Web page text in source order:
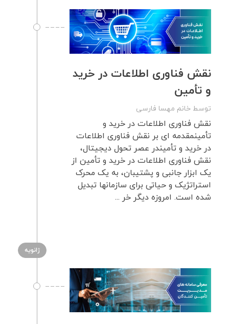
نقش فناوری اطلاعات در خرید
و تأمین
توسط خانم مهسا فارسی
نقش فناوری اطلاعات در خرید و
تأمینمقدمه ای بر نقش فناوری اطلاعات
در خرید و تأمیندر عصر تحول دیجیتال،
نقش فناوری اطلاعات در خرید و تأمین از
یک ابزار جانبی و پشتیبان، به یک محرک
استراتژیک و حیاتی برای سازمانها تبدیل
شده است. امروزه دیگر خر ...
ژانویه